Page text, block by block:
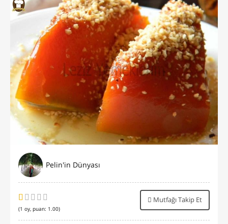
Pelin'in Dünyası
(1 oy, puan: 1.00)
Mutfağı Takip Et